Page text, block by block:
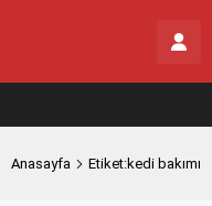
Anasayfa Etiket:kedi bakımı